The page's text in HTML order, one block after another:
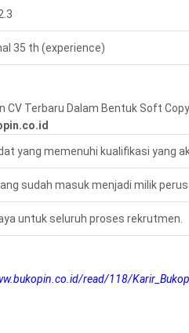
35 th (experience)
CV Terbaru Dalam Bentuk Soft
yang memenuhi kualifikasi yang
sudah masuk menjadi milik
untuk seluruh proses rekrutmen
read/118/